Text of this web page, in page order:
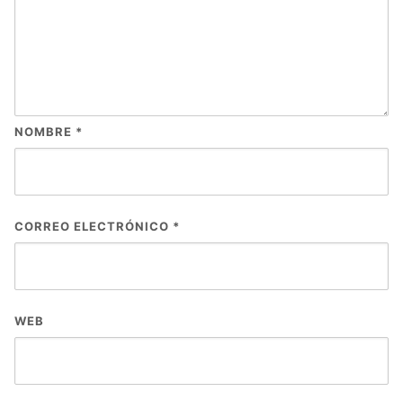
NOMBRE *
CORREO ELECTRÓNICO *
WEB